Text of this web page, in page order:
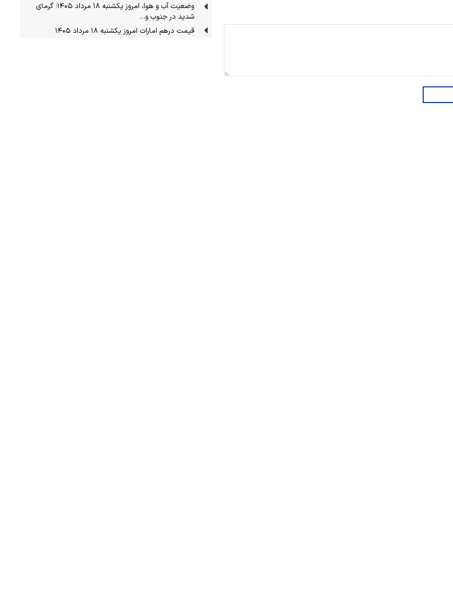
وضعیت آب و هوا، امروز یکشنبه ۱۸ مرداد ۱۴۰۵؛ گرمای
شدید در جنوب و…
قیمت درهم امارات امروز یکشنبه ۱۸ مرداد ۱۴۰۵